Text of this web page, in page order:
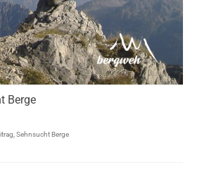
Berge
Sehnsucht Berge